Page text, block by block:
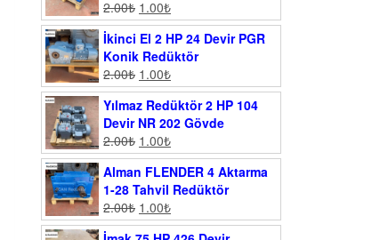
2.00₺ 1.00₺
İkinci El 2 HP 24 Devir PGR
Konik Redüktör
2.00₺ 1.00₺
Yılmaz Redüktör 2 HP 104
Devir NR 202 Gövde
2.00₺ 1.00₺
Alman FLENDER 4 Aktarma
1-28 Tahvil Redüktör
2.00₺ 1.00₺